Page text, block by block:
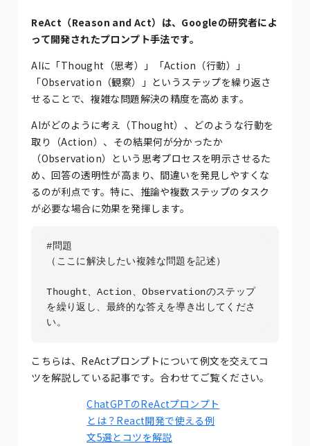
ReAct（Reason and Act）は、Googleの研究者によ
って開発されたプロンプト手法です。
AIに「Thought（思考）」「Action（行動）」
「Observation（観察）」というステップを繰り返さ
せることで、複雑な問題解決の精度を高めます。
AIがどのように考え（Thought）、どのような行動を
取り（Action）、その結果何が分かったか
（Observation）という思考プロセスを明示させるた
め、回答の透明性が高まり、間違いを発見しやすくな
るのが利点です。特に、推論や複数ステップのタスク
が必要な場合に効果を発揮します。
#問題
（ここに解決したい複雑な問題を記述）
Thought、Action、Observationのステップ
を繰り返し、最終的な答えを導き出してくださ
い。
こちらは、ReActプロンプトについて例文を交えてコ
ツを解説している記事です。合わせてご覧ください。
ChatGPTのReActプロンプト
とは？React開発で使える例
文5選とコツを解説